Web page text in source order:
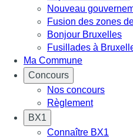
Nouveau
Fusion des zones
Bonjour Bruxelles
Fusillades à
Ma Commune
Concours
Nos concours
Règlement
BX1
Connaître BX1